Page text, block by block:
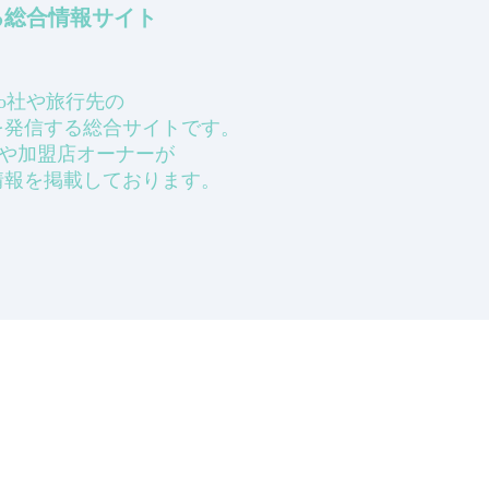
合情報サイト
社や旅行先の
信する総合サイトです。
加盟店オーナーが
を掲載しております。